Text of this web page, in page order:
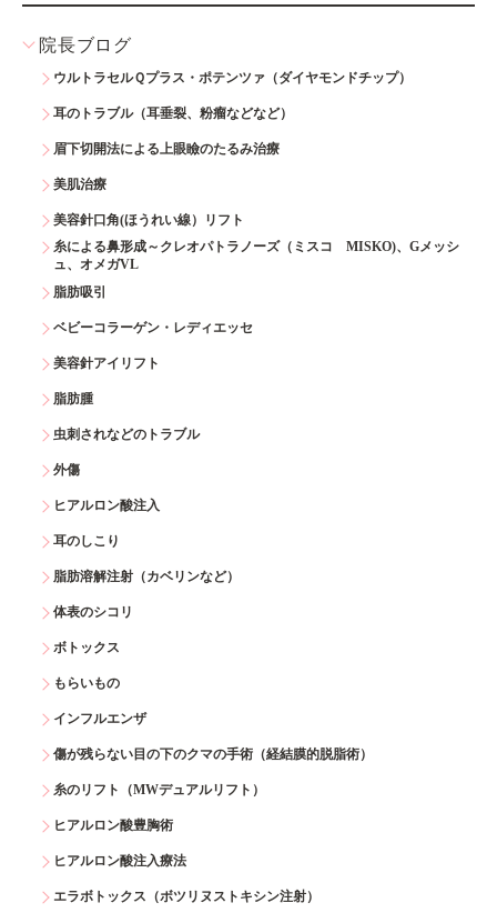
院長ブログ
ウルトラセルＱプラス・ポテンツァ（ダイヤモンドチップ）
耳のトラブル（耳垂裂、粉瘤などなど）
眉下切開法による上眼瞼のたるみ治療
美肌治療
美容針口角(ほうれい線）リフト
糸による鼻形成～クレオパトラノーズ（ミスコ MISKO)、Gメッシ
ュ、オメガVL
脂肪吸引
ベビーコラーゲン・レディエッセ
美容針アイリフト
脂肪腫
虫刺されなどのトラブル
外傷
ヒアルロン酸注入
耳のしこり
脂肪溶解注射（カベリンなど）
体表のシコリ
ボトックス
もらいもの
インフルエンザ
傷が残らない目の下のクマの手術（経結膜的脱脂術）
糸のリフト（MWデュアルリフト）
ヒアルロン酸豊胸術
ヒアルロン酸注入療法
エラボトックス（ボツリヌストキシン注射）